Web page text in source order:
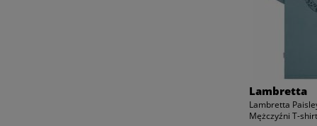
Lambretta
Lambretta
Mężczyźni T-